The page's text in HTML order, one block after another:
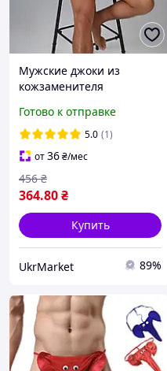
Мужские джоки из
кожзаменителя
мужчин трусы с вырезом
и заклепками размер XL
Готово к отправке
5.0 (1)
от36₴/мес
364.80₴
456 ₴
Купить
UkrMarket 89%